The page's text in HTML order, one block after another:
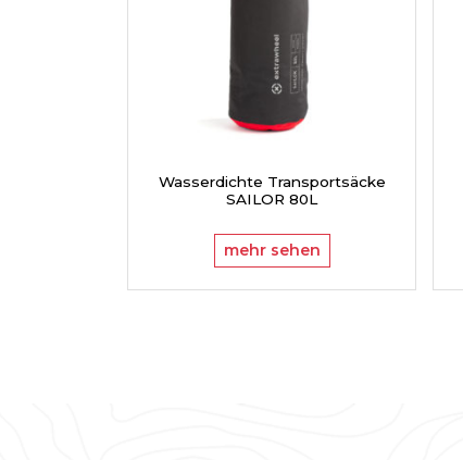
Wasserdichte Transportsäcke
SAILOR 80L
mehr sehen